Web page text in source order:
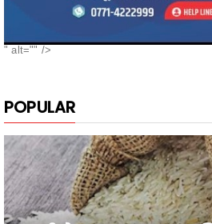
POPULAR
नगरी के दुबराज चावल,
लेती है, सबका